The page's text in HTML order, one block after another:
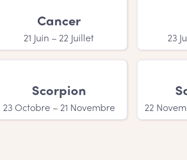
Cancer
21 Juin – 22 Juillet 23
Scorpion
23 Octobre – 21 Novembre 22